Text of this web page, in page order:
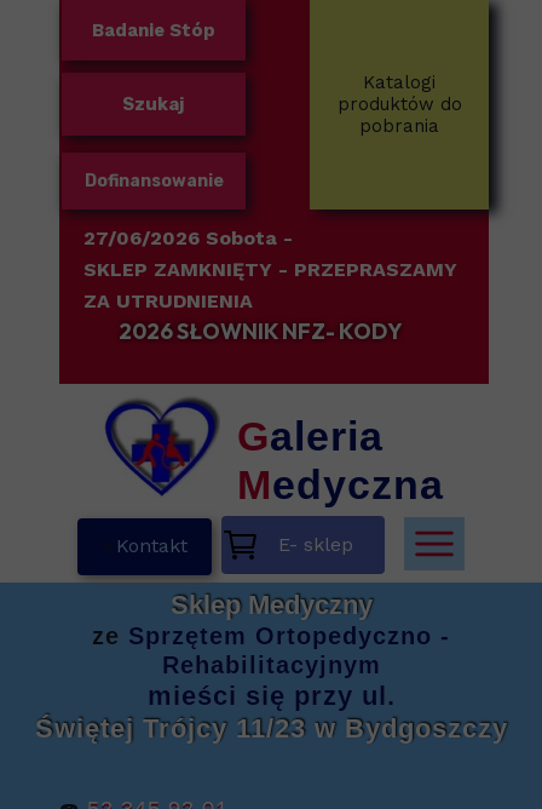
Kontakt
27/06/2026 Sobota -
SKLEP ZAMKNIĘTY - PRZEPRASZAMY
ZA UTRUDNIENIA
Galeria
Medyczna
Sklep Medyczny
ze Sprzętem Ortopedyczno -
Rehabilitacyjnym
mieści się przy ul.
Świętej Trójcy 11/23 w Bydgoszczy
E- sklep
Katalogi
produktów do
pobrania
2026 SŁOWNIK NFZ- KODY
Badanie Stóp
Szukaj
Dofinansowanie